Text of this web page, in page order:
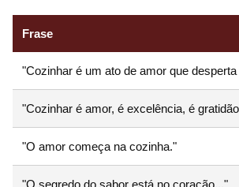
Frase
"Cozinhar é um ato de amor que
"Cozinhar é amor, é excelência, é
"O amor começa na cozinha."
"O segredo do sabor está no coração..."